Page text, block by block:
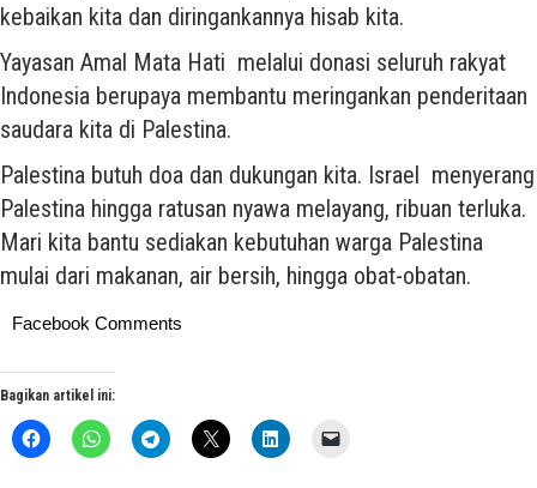
kebaikan kita dan diringankannya hisab kita.
Yayasan Amal Mata Hati melalui donasi seluruh rakyat
Indonesia berupaya membantu meringankan penderitaan
saudara kita di Palestina.
Palestina butuh doa dan dukungan kita. Israel menyerang
Palestina hingga ratusan nyawa melayang, ribuan terluka.
Mari kita bantu sediakan kebutuhan warga Palestina
mulai dari makanan, air bersih, hingga obat-obatan.
Facebook Comments
Bagikan artikel ini: